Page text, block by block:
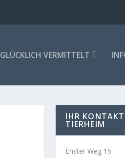
GLÜCKLICH VERMITTELT
IHR
TIERHEIM
Enster Weg 15